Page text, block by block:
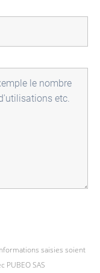
saisies soient
PUBEO SAS